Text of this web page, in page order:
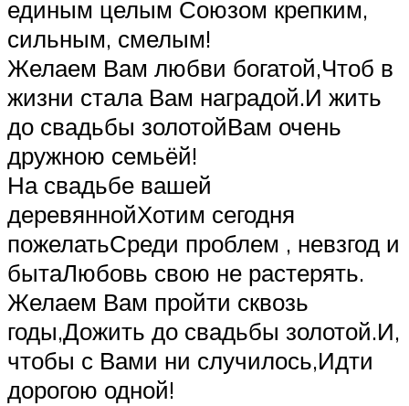
единым целым Союзом крепким,
сильным, смелым!
Желаем Вам любви богатой,Чтоб в
жизни стала Вам наградой.И жить
до свадьбы золотойВам очень
дружною семьёй!
На свадьбе вашей
деревяннойХотим сегодня
пожелатьСреди проблем , невзгод и
бытаЛюбовь свою не растерять.
Желаем Вам пройти сквозь
годы,Дожить до свадьбы золотой.И,
чтобы с Вами ни случилось,Идти
дорогою одной!